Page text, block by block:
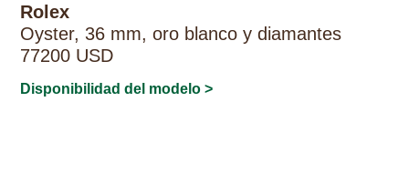
Rolex
Oyster, 36 mm, oro blanco y diamantes
77200 USD
Disponibilidad del modelo >